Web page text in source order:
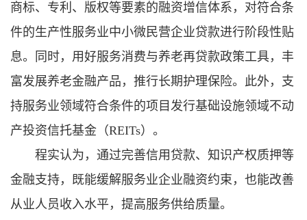
商标、专利、版权等要素的融资增信体系，对符合条
件的生产性服务业中小微民营企业贷款进行阶段性贴
息。同时，用好服务消费与养老再贷款政策工具，丰
富发展养老金融产品，推行长期护理保险。此外，支
持服务业领域符合条件的项目发行基础设施领域不动
产投资信托基金（REITs）。
程实认为，通过完善信用贷款、知识产权质押等
金融支持，既能缓解服务业企业融资约束，也能改善
从业人员收入水平，提高服务供给质量。